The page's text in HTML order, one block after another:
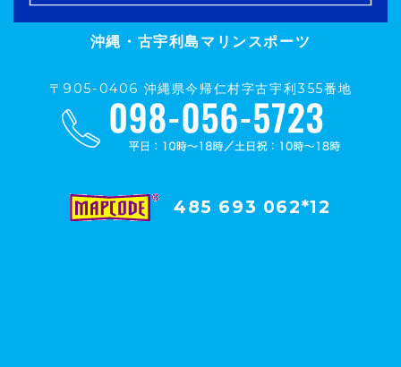
沖縄・古宇利島マリンスポーツ
〒905-0406 沖縄県今帰仁村字古宇利355番地
485 693 062*12